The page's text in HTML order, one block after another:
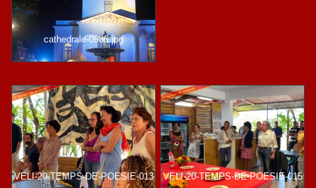
cathedrale-0986.jpg
VELI-20-TEMPS-DE-POESIE-013 VELI-20-TEMPS-DE-POESIE-015